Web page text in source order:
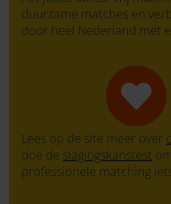
duurzame matches en
door heel Nederland met
Lees op de site meer over
doe de slagingskanstest
professionele matching